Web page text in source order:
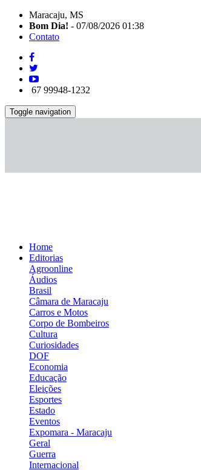
Maracaju, MS
Bom Dia! - 07/08/2026 01:38
Contato
67 99948-1232
Toggle navigation
Home
Editorias
Agroonline
Áudios
Brasil
Câmara de Maracaju
Carros e Motos
Corpo de Bombeiros
Cultura
Curiosidades
DOF
Economia
Educação
Eleições
Esportes
Estado
Eventos
Expomara - Maracaju
Geral
Guerra
Internacional